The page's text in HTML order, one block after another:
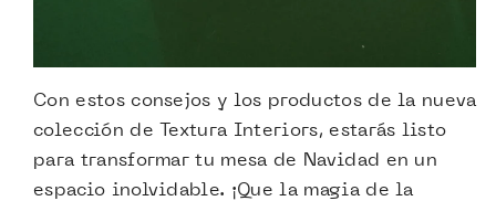
Con estos consejos y los productos de la nueva
colección de Textura Interiors, estarás listo
para transformar tu mesa de Navidad en un
espacio inolvidable. ¡Que la magia de la